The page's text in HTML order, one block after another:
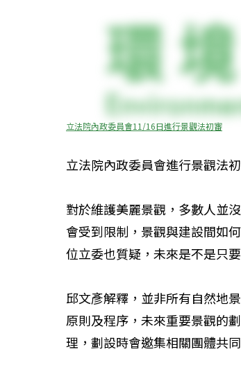
立法院內政委員會11/16日進行景觀法初審
立法院內政委員會進行景觀法
對於維護美麗景觀，多數人並
會受到限制，景觀與建設間如
位立委也質疑，未來是不是只
邱文彥解釋，並非所有自然地
原則及程序，未來重要景觀的
理，劃設時會邀集相關團體共